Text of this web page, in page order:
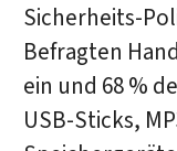
Sicherheits-
Befragten
ein und 68 %
USB-Sticks,